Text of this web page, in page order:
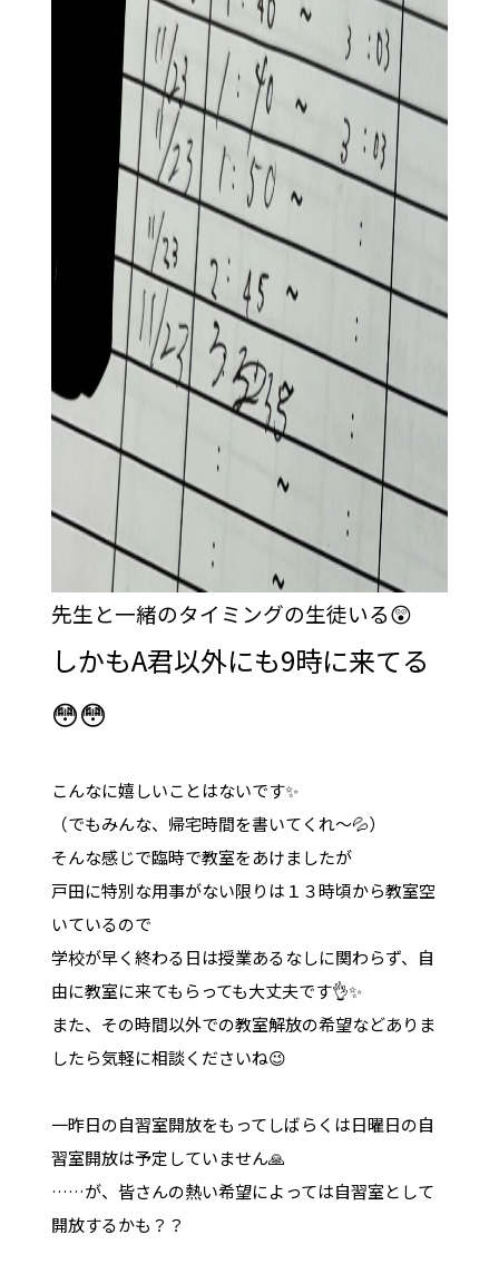
先生と一緒のタイミングの生徒いる😲
しかもA君以外にも9時に来てる
😳😳
こんなに嬉しいことはないです✨
（でもみんな、帰宅時間を書いてくれ～💦）
そんな感じで臨時で教室をあけましたが
戸田に特別な用事がない限りは１３時頃から教室空
いているので
学校が早く終わる日は授業あるなしに関わらず、自
由に教室に来てもらっても大丈夫です👌✨
また、その時間以外での教室解放の希望などありま
したら気軽に相談くださいね😉
一昨日の自習室開放をもってしばらくは日曜日の自
習室開放は予定していません🙏
……が、皆さんの熱い希望によっては自習室として
開放するかも？？